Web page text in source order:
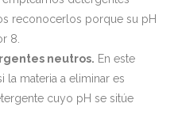
reconocerlos porque su pH
8.
neutros. En este
la materia a eliminar es
cuyo pH se sitúe